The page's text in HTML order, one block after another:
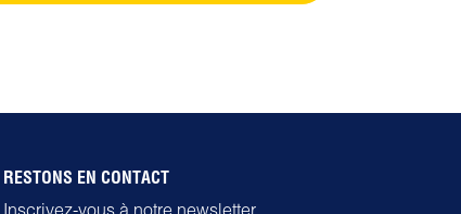
RESTONS EN CONTACT
Inscrivez-vous à notre newsletter